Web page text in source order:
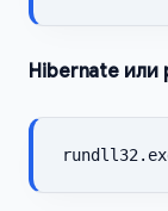
Hibernate или